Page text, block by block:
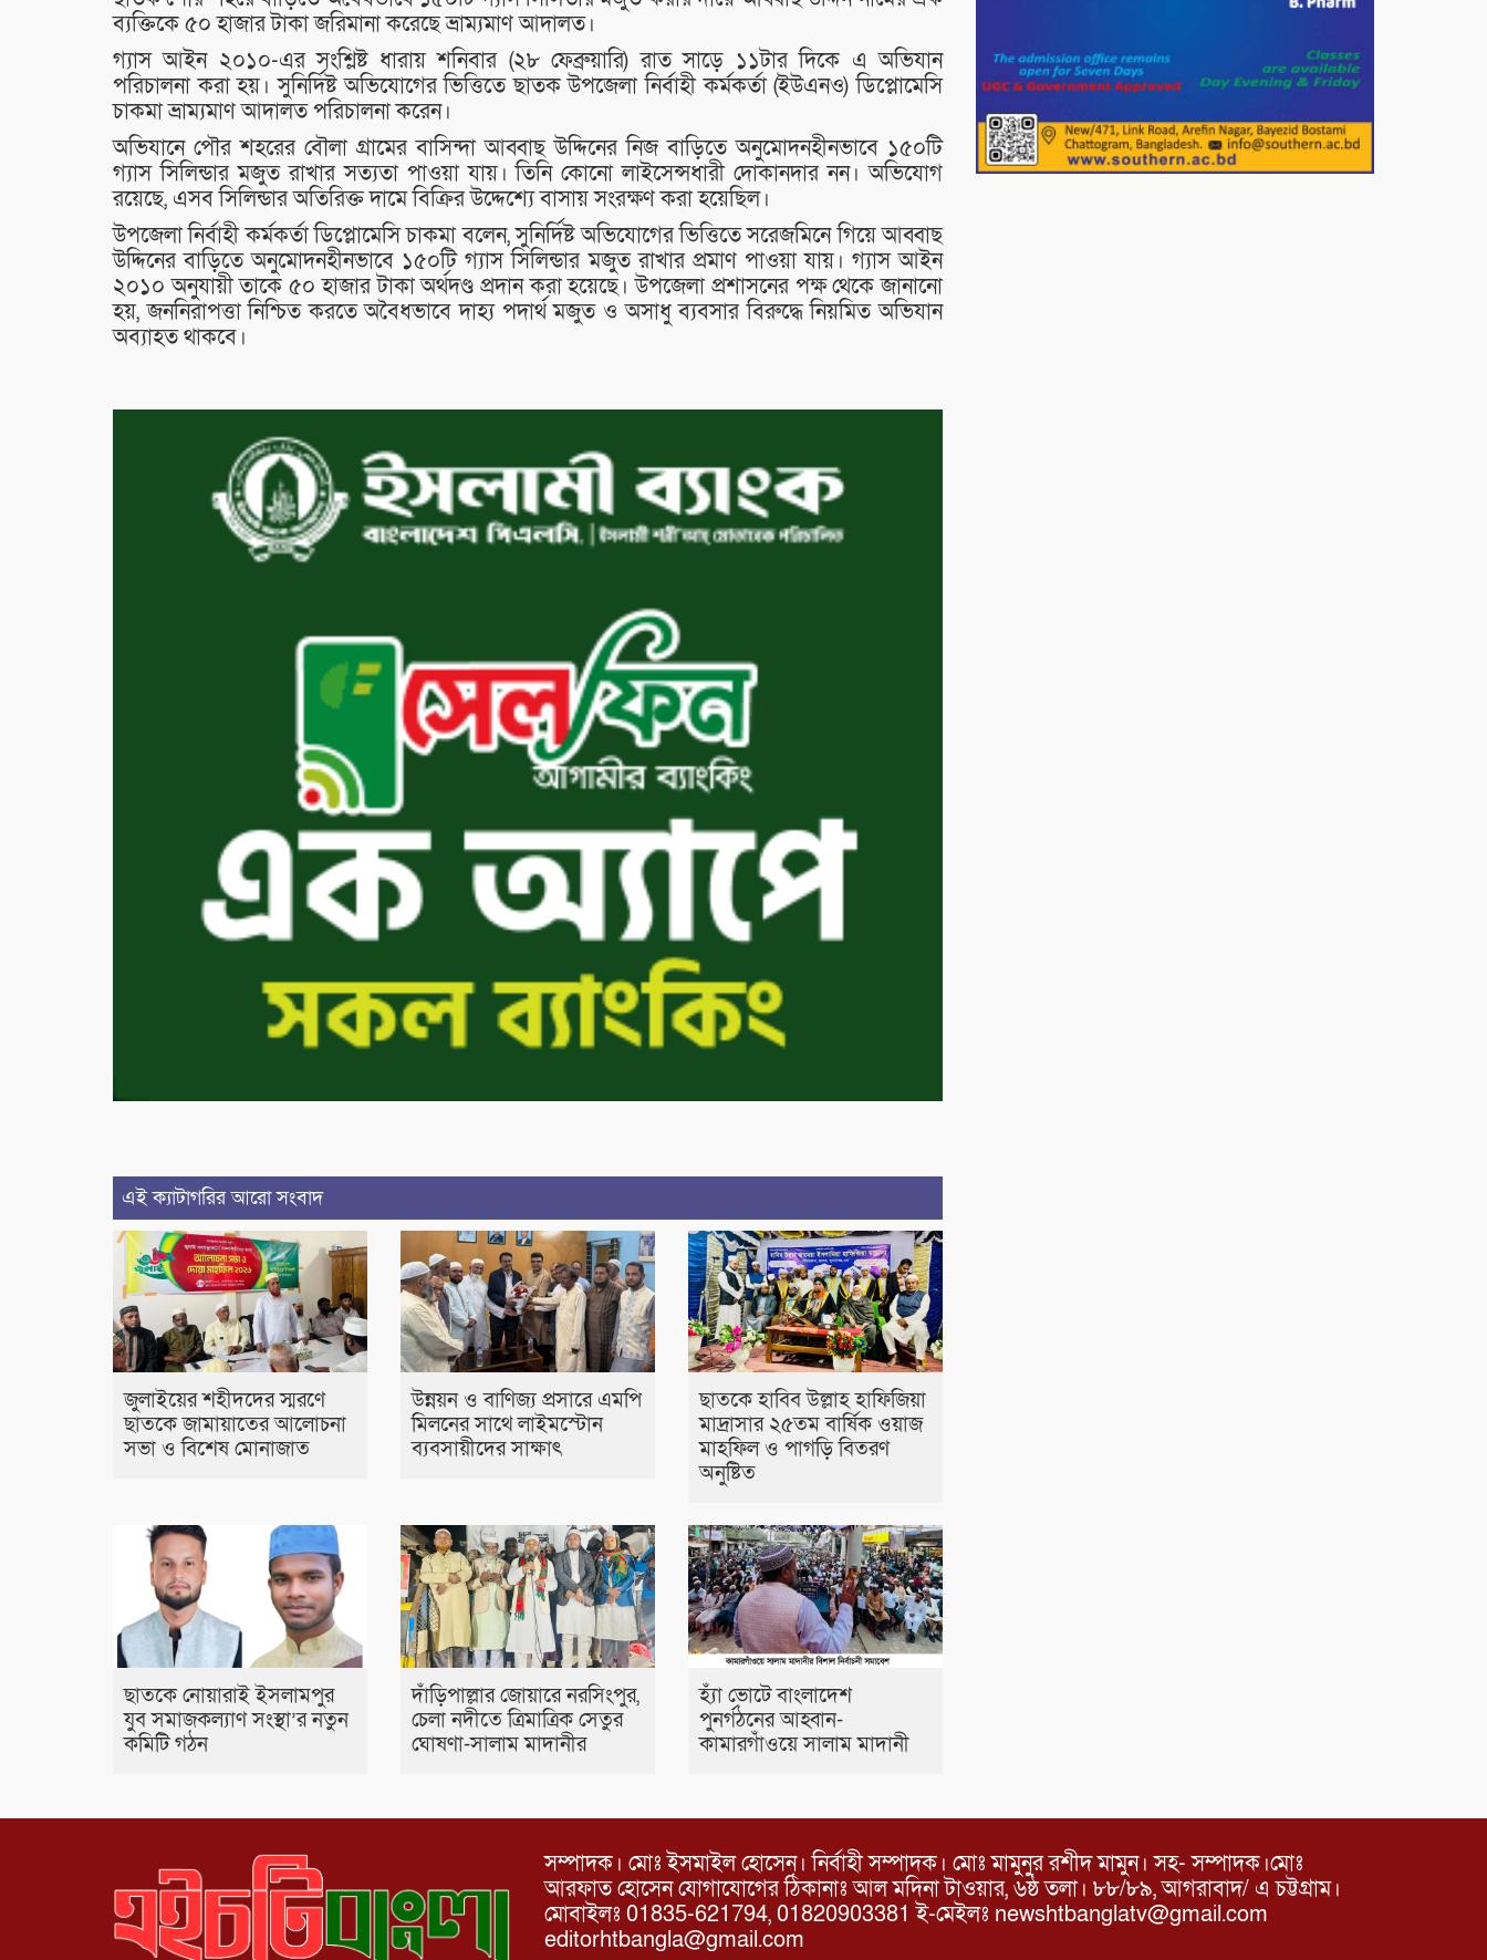
ব্যক্তিকে ৫০ হাজার টাকা জরিমানা করেছে ভ্রাম্যমাণ আদালত।
গ্যাস আইন ২০১০-এর সংশ্লিষ্ট ধারায় শনিবার (২৮ ফেব্রুয়ারি) রাত সাড়ে ১১টার দিকে এ অভিযান
পরিচালনা করা হয়। সুনির্দিষ্ট অভিযোগের ভিত্তিতে ছাতক উপজেলা নির্বাহী কর্মকর্তা (ইউএনও) ডিপ্লোমেসি
চাকমা ভ্রাম্যমাণ আদালত পরিচালনা করেন।
অভিযানে পৌর শহরের বৌলা গ্রামের বাসিন্দা আব্বাছ উদ্দিনের নিজ বাড়িতে অনুমোদনহীনভাবে ১৫০টি
গ্যাস সিলিন্ডার মজুত রাখার সত্যতা পাওয়া যায়। তিনি কোনো লাইসেন্সধারী দোকানদার নন। অভিযোগ
রয়েছে, এসব সিলিন্ডার অতিরিক্ত দামে বিক্রির উদ্দেশ্যে বাসায় সংরক্ষণ করা হয়েছিল।
উপজেলা নির্বাহী কর্মকর্তা ডিপ্লোমেসি চাকমা বলেন, সুনির্দিষ্ট অভিযোগের ভিত্তিতে সরেজমিনে গিয়ে আব্বাছ
উদ্দিনের বাড়িতে অনুমোদনহীনভাবে ১৫০টি গ্যাস সিলিন্ডার মজুত রাখার প্রমাণ পাওয়া যায়। গ্যাস আইন
২০১০ অনুযায়ী তাকে ৫০ হাজার টাকা অর্থদণ্ড প্রদান করা হয়েছে। উপজেলা প্রশাসনের পক্ষ থেকে জানানো
হয়, জননিরাপত্তা নিশ্চিত করতে অবৈধভাবে দাহ্য পদার্থ মজুত ও অসাধু ব্যবসার বিরুদ্ধে নিয়মিত অভিযান
অব্যাহত থাকবে।
এই ক্যাটাগরির আরো সংবাদ
জুলাইয়ের শহীদদের স্মরণে
ছাতকে জামায়াতের আলোচনা
সভা ও বিশেষ মোনাজাত
উন্নয়ন ও বাণিজ্য প্রসারে এমপি
মিলনের সাথে লাইমস্টোন
ব্যবসায়ীদের সাক্ষাৎ
ছাতকে হাবিব উল্লাহ হাফিজিয়া
মাদ্রাসার ২৫তম বার্ষিক ওয়াজ
মাহফিল ও পাগড়ি বিতরণ
অনুষ্টিত
ছাতকে নোয়ারাই ইসলামপুর
যুব সমাজকল্যাণ সংস্থা’র নতুন
কমিটি গঠন
দাঁড়িপাল্লার জোয়ারে নরসিংপুর,
চেলা নদীতে ত্রিমাত্রিক সেতুর
ঘোষণা-সালাম মাদানীর
হ্যাঁ ভোটে বাংলাদেশ
পুনর্গঠনের আহ্বান-
কামারগাঁওয়ে সালাম মাদানী
শতাধিক মানুষের মাঝে গোল্ডেন
বিতরণ।
বিএনপি নেতার মারধরের জেরে
বিষপানে যুবকের আত্মহত্যার অভিযোগ
সম্পাদক। মোঃ ইসমাইল হোসেন। নির্বাহী সম্পাদক। মোঃ মামুনুর রশীদ মামুন। সহ- সম্পাদক।মোঃ
আরফাত হোসেন যোগাযোগের ঠিকানাঃ আল মদিনা টাওয়ার, ৬ষ্ঠ তলা। ৮৮/৮৯, আগরাবাদ/ এ চট্টগ্রাম।
মোবাইলঃ 01835-621794, 01820903381 ই-মেইলঃ newshtbanglatv@gmail.com
editorhtbangla@gmail.com